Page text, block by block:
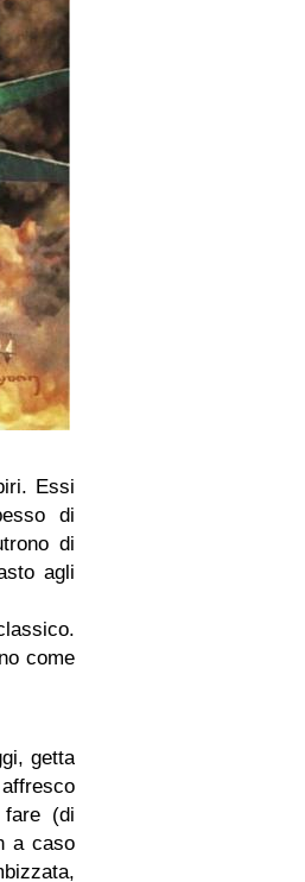
Essi
di
di
agli
come
getta
fare (di
a caso